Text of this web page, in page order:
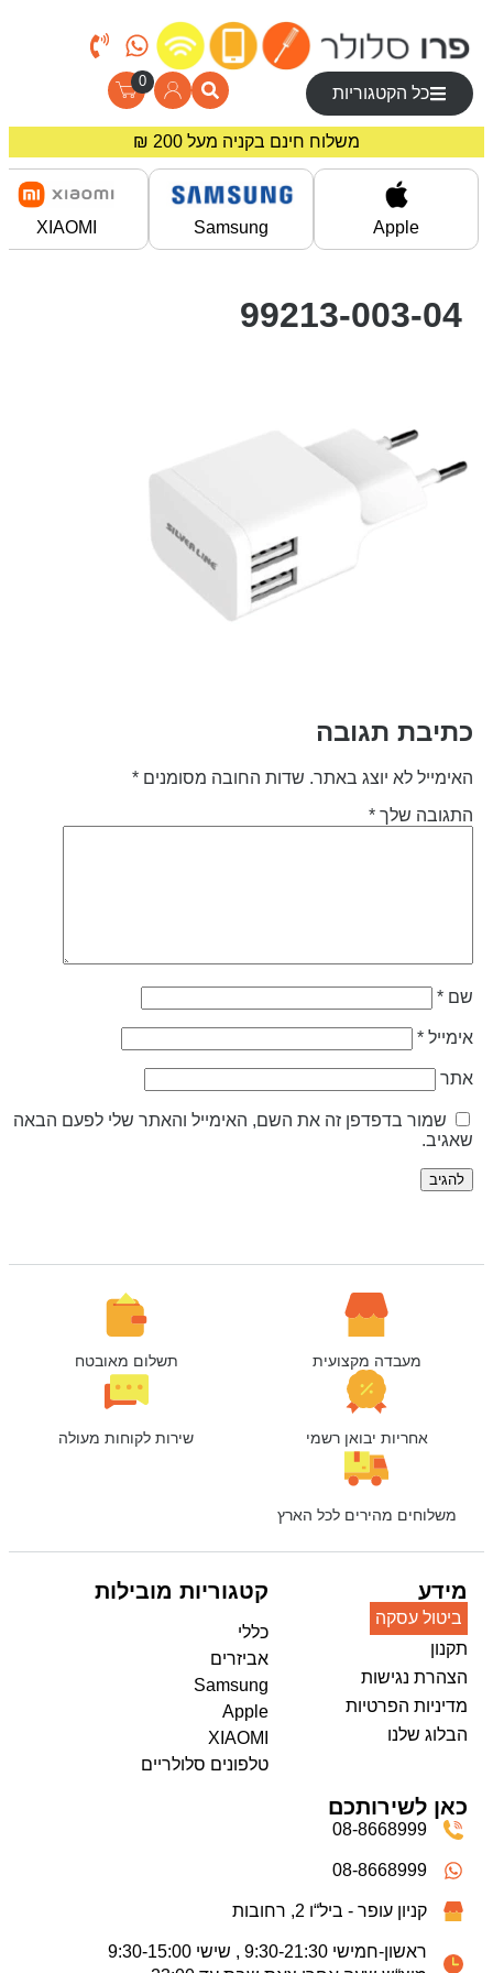
כל הקטגוריות
0
משלוח חינם בקניה מעל 200 ₪
מחירים מיוחדים לרוכשים באתר!
Apple
Samsung
XIAOMI
99213-003-04
תגובה
לא יוצג באתר. שדות החובה מסומנים*
שלך*
*
*
שמור בדפדפן זה את השם, האימייל והאתר שלי לפעם הבאה
מעבדה מקצועית תשלום מאובטח
אחריות יבואן רשמי שירות לקוחות מעולה
משלוחים מהירים לכל הארץ
מידע
ביטול עסקה
תקנון
הצהרת נגישות
מדיניות הפרטיות
הבלוג שלנו
קטגוריות מובילות
כללי
אביזרים
Samsung
Apple
XIAOMI
טלפונים סלולריים
כאן לשירותכם
08-8668999
08-8668999
קניון עופר - ביל“ו 2, רחובות
ראשון-חמישי 9:30-21:30 , שישי 9:30-15:00